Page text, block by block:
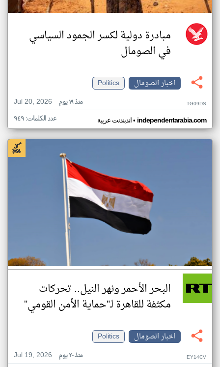
مبادرة دولية لكسر الجمود السياسي
في الصومال
اخبار الصومال
Politics
Jul 20, 2026
منذ ١٩ يوم TG09DS
اندبندنت عربية• independentarabia.com عدد الكلمات: ٩٤٩
البحر الأحمر ونهر النيل.. تحركات
مكثفة للقاهرة لـ"حماية الأمن القومي"
اخبار الصومال
Politics
Jul 19, 2026
منذ ٢٠ يوم EY14CV